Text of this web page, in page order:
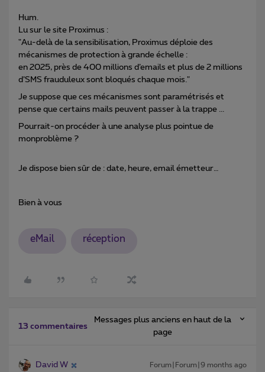
Hum.
Lu sur le site Proximus :
"Au-delà de la sensibilisation, Proximus déploie des
mécanismes de protection à grande échelle :
en 2025, près de 400 millions d’emails et plus de 2 millions
d’SMS frauduleux sont bloqués chaque mois."
Je suppose que ces mécanismes sont paramétrisés et
pense que certains mails peuvent passer à la trappe ...
Pourrait-on procéder à une analyse plus pointue de
monproblème ?
Je dispose bien sûr de : date, heure, email émetteur…
Bien à vous
eMail réception
13 commentaires
Messages plus anciens en haut de la
page
David W Forum|Forum|9 months ago